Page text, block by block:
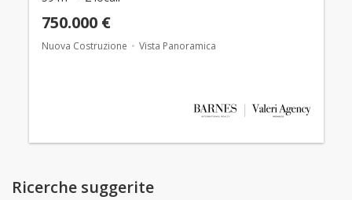
750.000 €
Nuova Costruzione Vista Panoramica
Ricerche suggerite